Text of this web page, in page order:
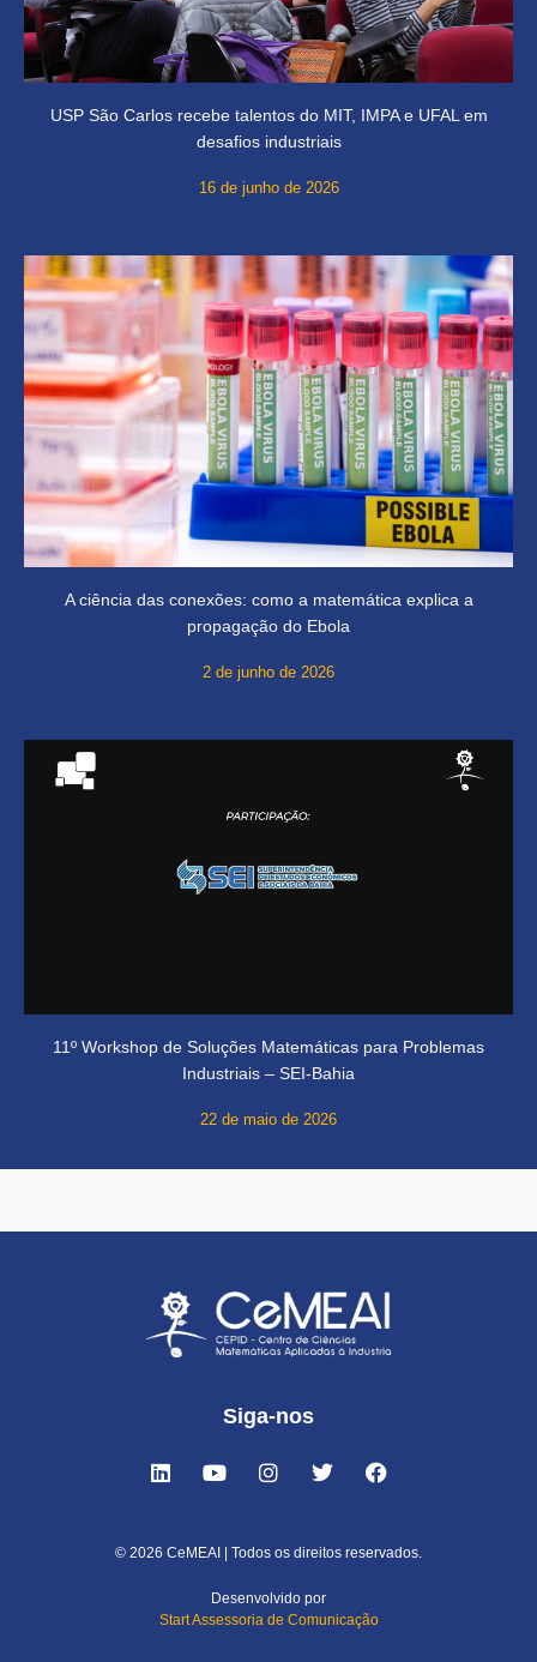
USP São Carlos recebe talentos do MIT, IMPA e UFAL em
desafios industriais
16 de junho de 2026
A ciência das conexões: como a matemática explica a
propagação do Ebola
2 de junho de 2026
11º Workshop de Soluções Matemáticas para Problemas
Industriais – SEI-Bahia
22 de maio de 2026
Siga-nos
© 2026 CeMEAI | Todos os direitos reservados.
Desenvolvido por
Start Assessoria de Comunicação